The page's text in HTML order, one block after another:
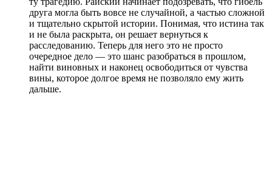
друга могла быть вовсе не случайной, а частью сложной
и тщательно скрытой истории. Понимая, что истина так
и не была раскрыта, он решает вернуться к
расследованию. Теперь для него это не просто
очередное дело — это шанс разобраться в прошлом,
найти виновных и наконец освободиться от чувства
вины, которое долгое время не позволяло ему жить
дальше.